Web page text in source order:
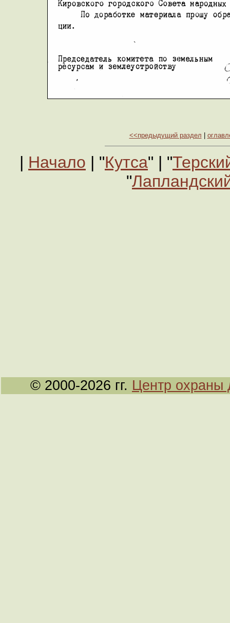
<<предыдущий раздел
| Начало | "Кутса" | "
"
© 2000-2026 гг. Центр охраны